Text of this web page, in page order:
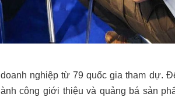
nghiệp từ 79 quốc gia tham dự.
công giới thiệu và quảng bá sản